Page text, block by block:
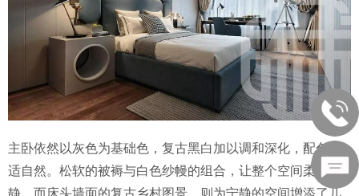
主卧依然以灰色为基础色，复古黑白加以调和深化，配色舒
适自然。松软的被褥与白色纱幔的组合，让整个空间柔和宁